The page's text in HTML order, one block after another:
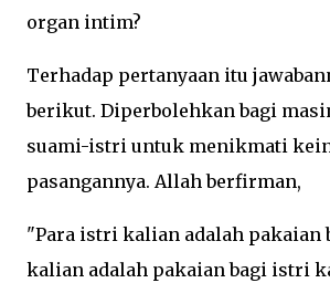
organ intim?
Terhadap pertanyaan itu
berikut. Diperbolehkan bagi
suami-istri untuk menikmati
pasangannya. Allah berfirman,
"Para istri kalian adalah pakaian
kalian adalah pakaian bagi istri